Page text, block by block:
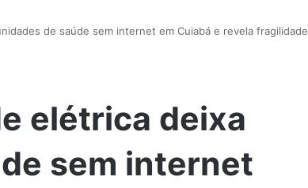
de saúde sem internet em Cuiabá e revela fragilidade
elétrica deixa
sem internet